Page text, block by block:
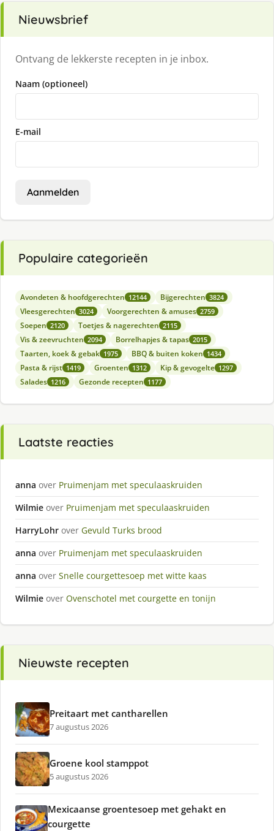
Nieuwsbrief
Ontvang de lekkerste recepten in je inbox.
Naam (optioneel)
E-mail
Aanmelden
Populaire categorieën
Avondeten & hoofdgerechten 12144 Bijgerechten 3824
Vleesgerechten 3024 Voorgerechten & amuses 2759
Soepen 2120 Toetjes & nagerechten 2115
Vis & zeevruchten 2094 Borrelhapjes & tapas 2015
Taarten, koek & gebak 1975 BBQ & buiten koken 1434
Pasta & rijst 1419 Groenten 1312 Kip & gevogelte 1297
Salades 1216 Gezonde recepten 1177
Laatste reacties
anna over Pruimenjam met speculaaskruiden
Wilmie over Pruimenjam met speculaaskruiden
HarryLohr over Gevuld Turks brood
anna over Pruimenjam met speculaaskruiden
anna over Snelle courgettesoep met witte kaas
Wilmie over Ovenschotel met courgette en tonijn
Nieuwste recepten
Preitaart met cantharellen
7 augustus 2026
Groene kool stamppot
5 augustus 2026
Mexicaanse groentesoep met gehakt en
courgette